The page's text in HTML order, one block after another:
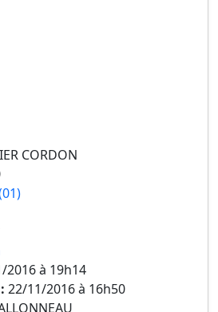
CORDON
2016 à 19h14
22/11/2016 à 16h50